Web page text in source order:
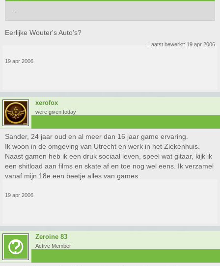
...
Eerlijke Wouter's Auto's?
Laatst bewerkt: 19 apr 2006
19 apr 2006
xerofox
were given today
Sander, 24 jaar oud en al meer dan 16 jaar game ervaring.
Ik woon in de omgeving van Utrecht en werk in het Ziekenhuis.
Naast gamen heb ik een druk sociaal leven, speel wat gitaar, kijk ik
een shitload aan films en skate af en toe nog wel eens. Ik verzamel
vanaf mijn 18e een beetje alles van games.
19 apr 2006
Zeroine 83
Active Member